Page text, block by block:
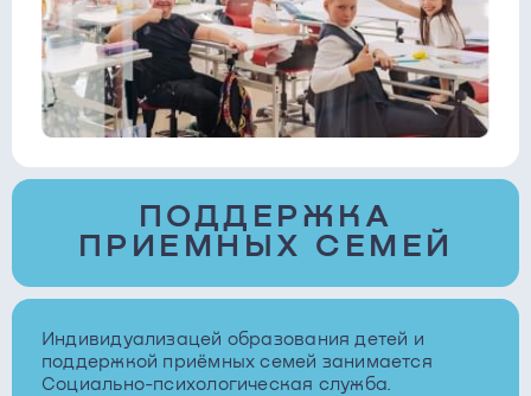
ПОДДЕРЖКА
ПРИЕМНЫХ СЕМЕЙ
Индивидуализацей образования детей и
поддержкой приёмных семей занимается
Социально-психологическая служба.